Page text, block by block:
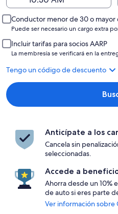
Conductor menor de 30 o mayor
Puede ser necesario un cargo extra
Incluir tarifas para socios AARP
La membresía se verificará en la
Tengo un código de descuento
Anticípate a los
Cancela sin
seleccionadas.
Accede a
Ahorra desde un 10%
de auto si eres parte
Ver información sobre